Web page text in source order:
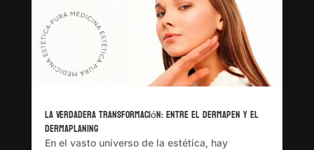
La Verdadera Transformación: Entre el Dermapen y el
Dermaplaning
En el vasto universo de la estética, hay